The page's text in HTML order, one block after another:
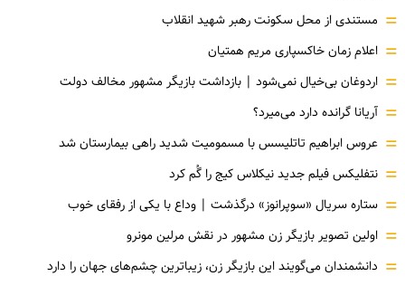
= مستندی از محل سکونت رهبر شهید انقلاب
= اعلام زمان خاکسپاری مریم همتیان
= اردوغان بی‌خیال نمی‌شود | بازداشت بازیگر مشهور مخالف دولت
= آریانا گرانده دارد می‌میرد؟
= عروس ابراهیم تاتلیسس با مسمومیت شدید راهی بیمارستان شد
= نتفلیکس فیلم جدید نیکلاس کیج را گُم کرد
= ستاره سریال «سوپرانوز» درگذشت | وداع با یکی از رفقای خوب
= اولین تصویر بازیگر زن مشهور در نقش مرلین مونرو
= دانشمندان می‌گویند این بازیگر زن، زیباترین چشم‌های جهان را دارد